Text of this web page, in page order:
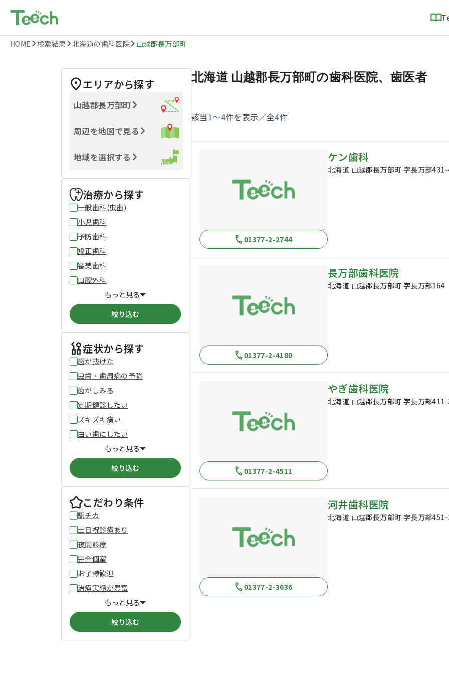
HOME 検索結果 北海道の歯科医院 山越郡長万部町
エリアから探す
山越郡長万部町
周辺を地図で見る
地域を選択する
治療から探す
一般歯科(虫歯)
小児歯科
予防歯科
矯正歯科
審美歯科
口腔外科
もっと見る
絞り込む
症状から探す
歯が抜けた
虫歯・歯周病の予防
歯がしみる
定期健診したい
ズキズキ痛い
白い歯にしたい
もっと見る
絞り込む
こだわり条件
駅チカ
土日祝診療あり
夜間診療
完全個室
お子様歓迎
治療実績が豊富
もっと見る
絞り込む
北海道 山越郡長万部町の歯科医院、歯医者
該当1〜4件を表示／全4件
01377-2-2744
ケン歯科
北海道 山越郡長万部町 字長万部
01377-2-4180
長万部歯科医院
北海道 山越郡長万部町 字長万部164
01377-2-4511
やぎ歯科医院
北海道 山越郡長万部町 字長万部
01377-2-3636
河井歯科医院
北海道 山越郡長万部町 字長万部